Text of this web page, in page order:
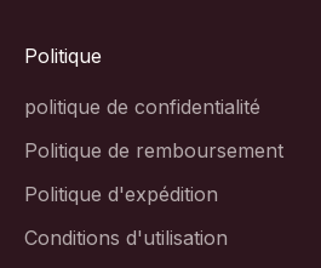
Politique
politique de confidentialité
Politique de remboursement
Politique d'expédition
Conditions d'utilisation